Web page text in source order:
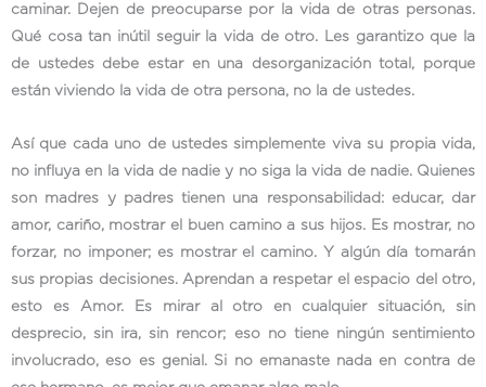
caminar. Dejen de preocuparse por la vida de otras personas.
Qué cosa tan inútil seguir la vida de otro. Les garantizo que la
de ustedes debe estar en una desorganización total, porque
están viviendo la vida de otra persona, no la de ustedes.
Así que cada uno de ustedes simplemente viva su propia vida,
no influya en la vida de nadie y no siga la vida de nadie. Quienes
son madres y padres tienen una responsabilidad: educar, dar
amor, cariño, mostrar el buen camino a sus hijos. Es mostrar, no
forzar, no imponer; es mostrar el camino. Y algún día tomarán
sus propias decisiones. Aprendan a respetar el espacio del otro,
esto es Amor. Es mirar al otro en cualquier situación, sin
desprecio, sin ira, sin rencor; eso no tiene ningún sentimiento
involucrado, eso es genial. Si no emanaste nada en contra de